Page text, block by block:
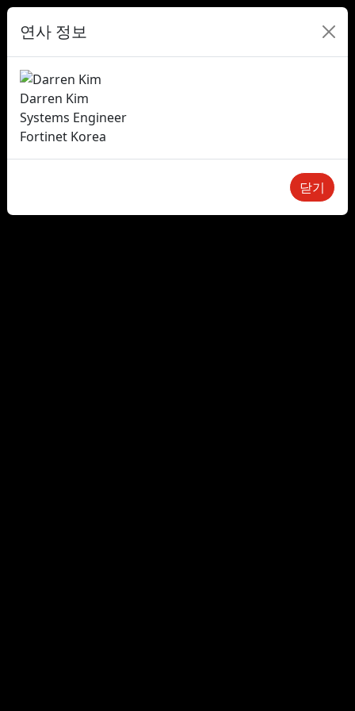
연사 정보
Darren Kim
Systems Engineer
Fortinet Korea
닫기